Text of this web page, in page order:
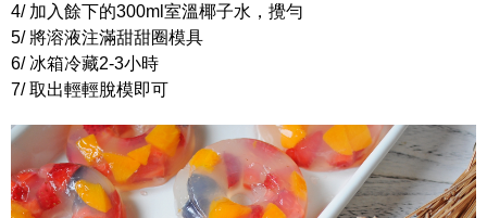
4/ 加入餘下的300ml室溫椰子水，攪勻
5/ 將溶液注滿甜甜圈模具
6/ 冰箱冷藏2-3小時
7/ 取出輕輕脫模即可